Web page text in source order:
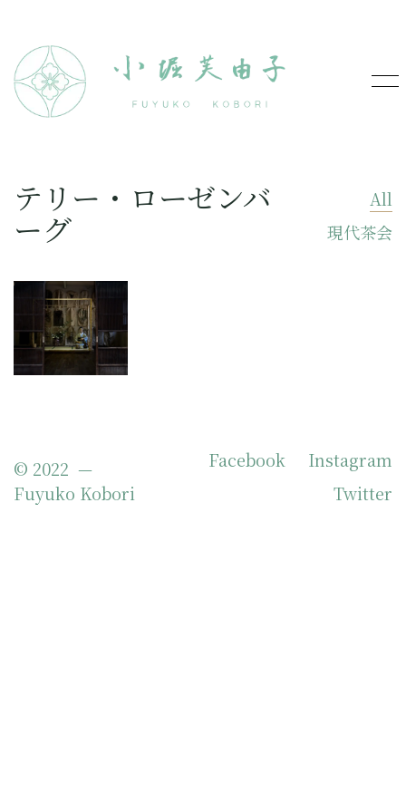
テリー・ローゼンバ
ーグ
All
現代茶会
Facebook
Instagram
Twitter
© 2022 —
Fuyuko Kobori